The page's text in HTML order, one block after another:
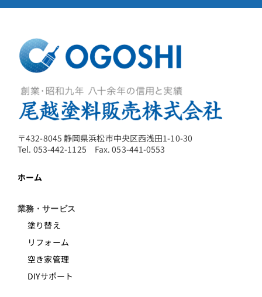
〒432-8045 静岡県浜松市中央区西浅田1-10-30
Tel. 053-442-1125 Fax. 053-441-0553
ホーム
業務・サービス
塗り替え
リフォーム
空き家管理
DIYサポート